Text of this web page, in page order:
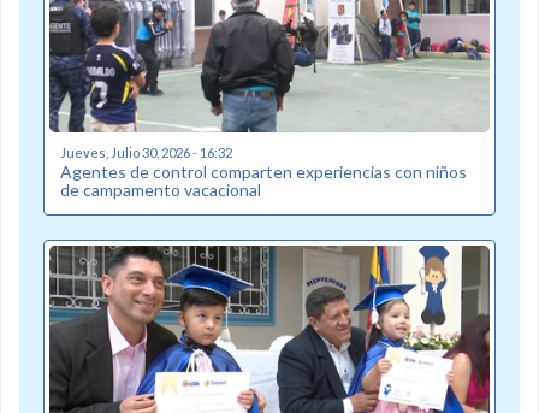
Jueves, Julio 30, 2026 - 16:32
Agentes de control comparten experiencias con niños
de campamento vacacional